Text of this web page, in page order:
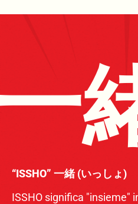
“ISSHO” 一緒 (いっしょ)
ISSHO significa "insieme"